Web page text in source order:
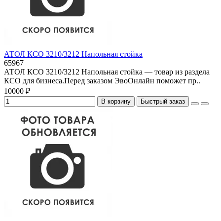
АТОЛ КСО 3210/3212 Напольная стойка
65967
АТОЛ КСО 3210/3212 Напольная стойка — товар из раздела
КСО для бизнеса.Перед заказом ЭвоОнлайн поможет пр..
10000 ₽
В корзину Быстрый заказ